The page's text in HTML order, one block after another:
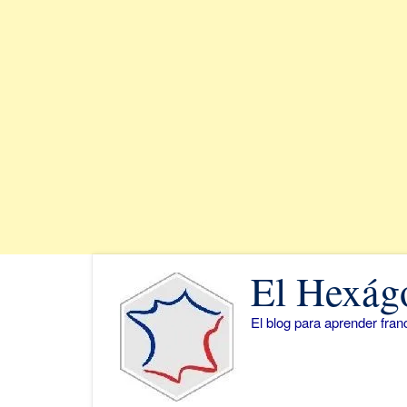
El
El blog para aprender